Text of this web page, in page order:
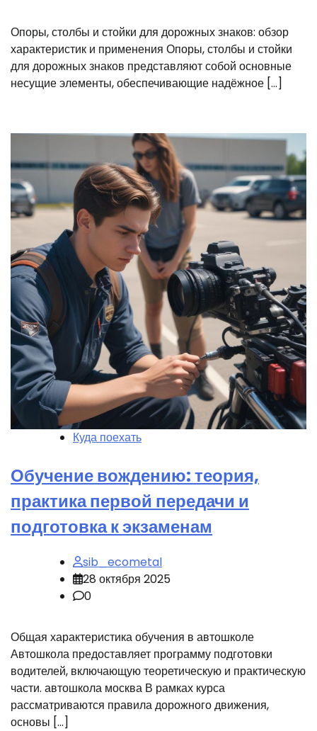
Опоры, столбы и стойки для дорожных знаков: обзор
характеристик и применения Опоры, столбы и стойки
для дорожных знаков представляют собой основные
несущие элементы, обеспечивающие надёжное […]
Куда поехать
Обучение вождению: теория,
практика первой передачи и
подготовка к экзаменам
sib_ecometal
28 октября 2025
0
Общая характеристика обучения в автошколе
Автошкола предоставляет программу подготовки
водителей, включающую теоретическую и практическую
части. автошкола москва В рамках курса
рассматриваются правила дорожного движения,
основы […]